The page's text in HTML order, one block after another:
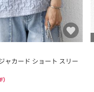
ャカード ショート スリー